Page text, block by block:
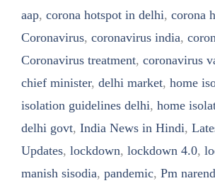
aap, corona hotspot in delhi, corona
Coronavirus, coronavirus india,
Coronavirus treatment, coronavirus
chief minister, delhi market, home
isolation guidelines delhi, home
delhi govt, India News in Hindi,
Updates, lockdown, lockdown 4.0,
manish sisodia, pandemic, Pm